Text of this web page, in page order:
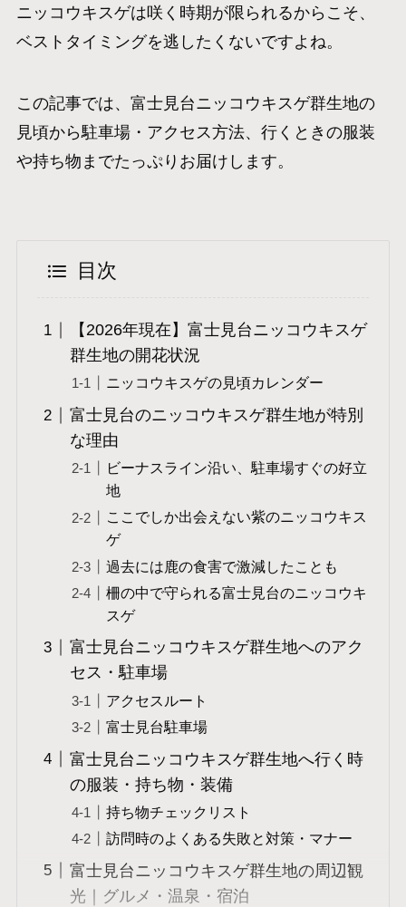
ニッコウキスゲは咲く時期が限られるからこそ、
ベストタイミングを逃したくないですよね。
この記事では、富士見台ニッコウキスゲ群生地の
見頃から駐車場・アクセス方法、行くときの服装
や持ち物までたっぷりお届けします。
目次
【2026年現在】富士見台ニッコウキスゲ
群生地の開花状況
ニッコウキスゲの見頃カレンダー
富士見台のニッコウキスゲ群生地が特別
な理由
ビーナスライン沿い、駐車場すぐの好立
地
ここでしか出会えない紫のニッコウキス
ゲ
過去には鹿の食害で激減したことも
柵の中で守られる富士見台のニッコウキ
スゲ
富士見台ニッコウキスゲ群生地へのアク
セス・駐車場
アクセスルート
富士見台駐車場
富士見台ニッコウキスゲ群生地へ行く時
の服装・持ち物・装備
持ち物チェックリスト
訪問時のよくある失敗と対策・マナー
富士見台ニッコウキスゲ群生地の周辺観
光｜グルメ・温泉・宿泊